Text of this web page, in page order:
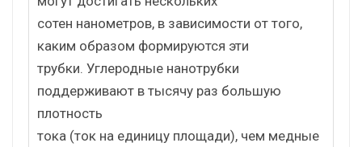
сотен нанометров, в зависимости от того,
каким образом формируются эти
трубки. Углеродные нанотрубки
поддерживают в тысячу раз большую
плотность
тока (ток на единицу площади), чем медные